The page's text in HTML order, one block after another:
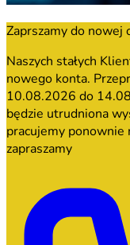
Zaprszamy do nowej
Naszych stałych
nowego konta.
10.08.2026 do
będzie utrudniona
pracujemy ponownie
zapraszamy